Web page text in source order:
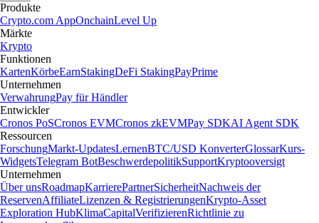
Produkte
Crypto.com AppOnchainLevel Up
Märkte
Krypto
Funktionen
KartenKörbeEarnStakingDeFi StakingPayPrime
Unternehmen
VerwahrungPay für Händler
Entwickler
Cronos PoSCronos EVMCronos zkEVMPay SDKAI Agent SDK
Ressourcen
ForschungMarkt-UpdatesLernenBTC/USD KonverterGlossarKurs-
WidgetsTelegram BotBeschwerdepolitikSupportKryptooversigt
Unternehmen
Über unsRoadmapKarrierePartnerSicherheitNachweis der
ReservenAffiliateLizenzen & RegistrierungenKrypto-Asset
Exploration HubKlimaCapitalVerifizierenRichtlinie zu